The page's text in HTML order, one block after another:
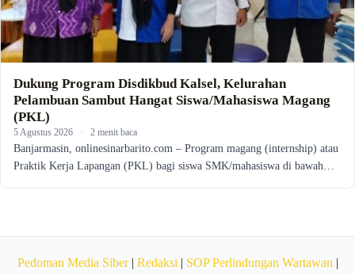
Dukung Program Disdikbud Kalsel, Kelurahan
Pelambuan Sambut Hangat Siswa/Mahasiswa Magang
(PKL)
5 Agustus 2026 · 2 menit baca
Banjarmasin, onlinesinarbarito.com – Program magang (internship) atau
Praktik Kerja Lapangan (PKL) bagi siswa SMK/mahasiswa di bawah…
Pedoman Media Siber| Redaksi | SOP Perlindungan Wartawan |